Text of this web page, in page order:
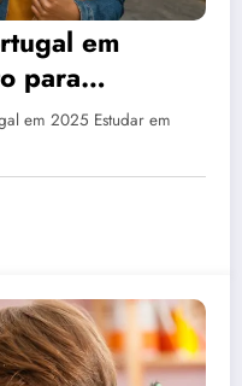
em
para
Vistos e
em 2025 Estudar em